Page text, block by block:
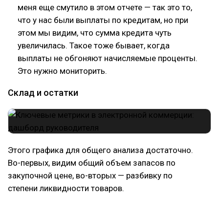
меня еще смутило в этом отчете — так это то,
что у нас были выплаты по кредитам, но при
этом мы видим, что сумма кредита чуть
увеличилась. Такое тоже бывает, когда
выплаты не обгоняют начисляемые проценты.
Это нужно мониторить.
Склад и остатки
Этого графика для общего анализа достаточно.
Во-первых, видим общий объем запасов по
закупочной цене, во-вторых — разбивку по
степени ликвидности товаров.